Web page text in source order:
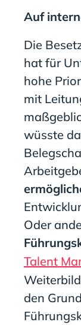
Auf
Die
hat für
hohe
mit
wüsste
Oder
Talent
den